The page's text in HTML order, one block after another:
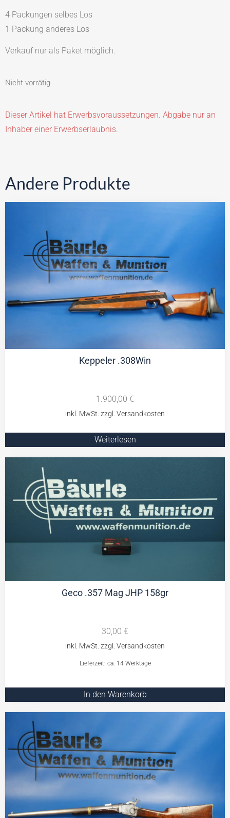
4 Packungen selbes Los
1 Packung anderes Los
Verkauf nur als Paket möglich.
Nicht vorrätig
Dieser Artikel hat Erwerbsvoraussetzungen. Abgabe nur an
Inhaber einer Erwerbserlaubnis.
Andere Produkte
Keppeler .308Win
1.900,00 €
Weiterlesen
Geco .357 Mag JHP 158gr
30,00 €
Lieferzeit: ca. 14 Werktage
In den Warenkorb